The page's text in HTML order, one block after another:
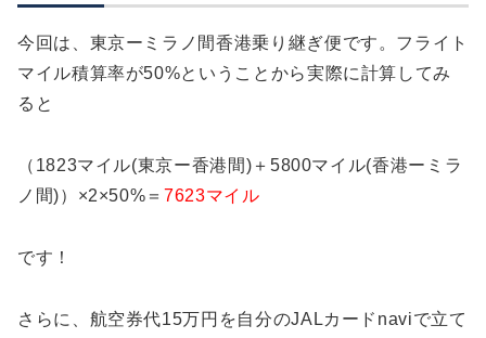
今回は、東京ーミラノ間香港乗り継ぎ便です。フライト
マイル積算率が50%ということから実際に計算してみ
ると
（1823マイル(東京ー香港間)＋5800マイル(香港ーミラ
ノ間)）×2×50%＝7623マイル
です！
さらに、航空券代15万円を自分のJALカードnaviで立て